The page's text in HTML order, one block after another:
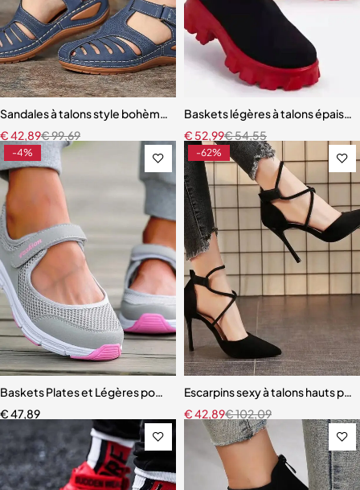
Sandales à talons style bohème pour femmes
€99,69
€42,89
Baskets légères à talons épais
€54,55
€ 52,99
-4%
Baskets Plates et Légères pour Femme
€47,89
-62%
Escarpins sexy à talons hauts
€102,09
€42,89